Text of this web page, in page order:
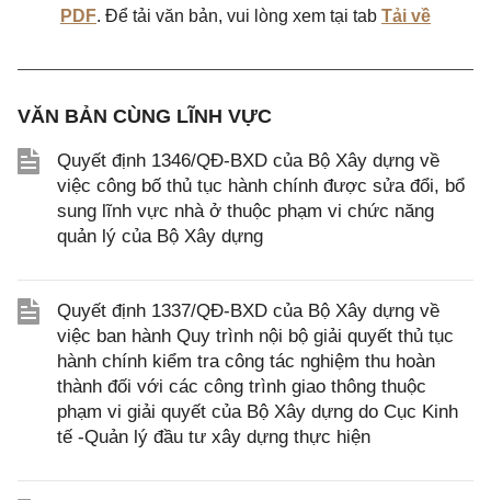
PDF. Để tải văn bản, vui lòng xem tại tab Tải về
VĂN BẢN CÙNG LĨNH VỰC
Quyết định 1346/QĐ-BXD của Bộ Xây dựng về
việc công bố thủ tục hành chính được sửa đổi, bổ
sung lĩnh vực nhà ở thuộc phạm vi chức năng
quản lý của Bộ Xây dựng
Quyết định 1337/QĐ-BXD của Bộ Xây dựng về
việc ban hành Quy trình nội bộ giải quyết thủ tục
hành chính kiểm tra công tác nghiệm thu hoàn
thành đối với các công trình giao thông thuộc
phạm vi giải quyết của Bộ Xây dựng do Cục Kinh
tế -Quản lý đầu tư xây dựng thực hiện